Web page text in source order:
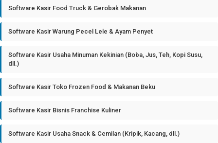
Software Kasir Food Truck & Gerobak Makanan
Software Kasir Warung Pecel Lele & Ayam Penyet
Software Kasir Usaha Minuman Kekinian (Boba, Jus, Teh, Kopi Susu,
dll.)
Software Kasir Toko Frozen Food & Makanan Beku
Software Kasir Bisnis Franchise Kuliner
Software Kasir Usaha Snack & Cemilan (Kripik, Kacang, dll.)